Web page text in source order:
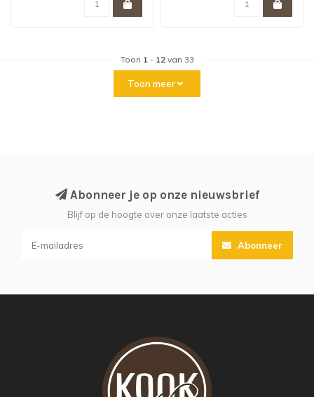
Toon 1 - 12van 33
Toon meer
Abonneer je op onze nieuwsbrief
Blijf op de hoogte over onze laatste acties
Abonneer